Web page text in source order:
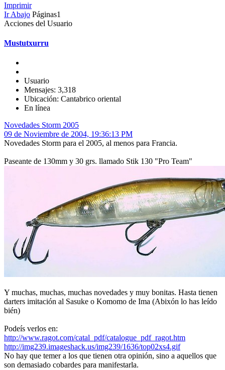
Imprimir
Ir Abajo Páginas1
Acciones del Usuario
Mustutxurru
Usuario
Mensajes: 3,318
Ubicación: Cantabrico oriental
En línea
Novedades Storm 2005
09 de Noviembre de 2004, 19:36:13 PM
Novedades Storm para el 2005, al menos para Francia.
Paseante de 130mm y 30 grs. llamado Stik 130 "Pro Team"
Y muchas, muchas, muchas novedades y muy bonitas. Hasta tienen
darters imitación al Sasuke o Komomo de Ima (Abixón lo has leído
bién)
Podeís verlos en:
http://www.ragot.com/catal_pdf/catalogue_pdf_ragot.htm
http://img239.imageshack.us/img239/1636/top02xs4.gif
No hay que temer a los que tienen otra opinión, sino a aquellos que
son demasiado cobardes para manifestarla.